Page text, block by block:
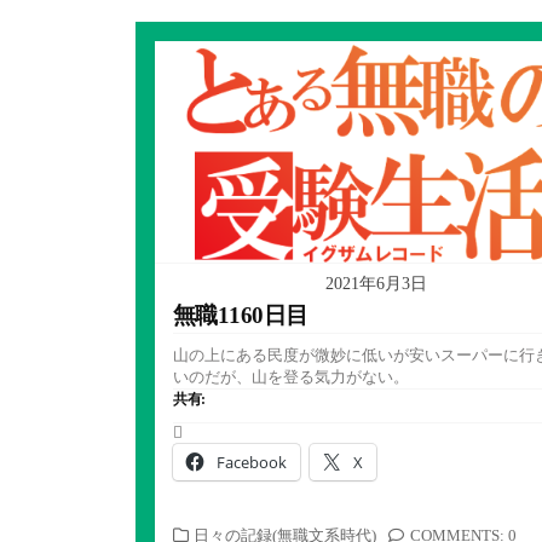
2021年6月3日
無職1160日目
山の上にある民度が微妙に低いが安いスーパーに行
いのだが、山を登る気力がない。
共有:
Facebook X
カ日々の記録(無職文系時代) COMMENTS: 0